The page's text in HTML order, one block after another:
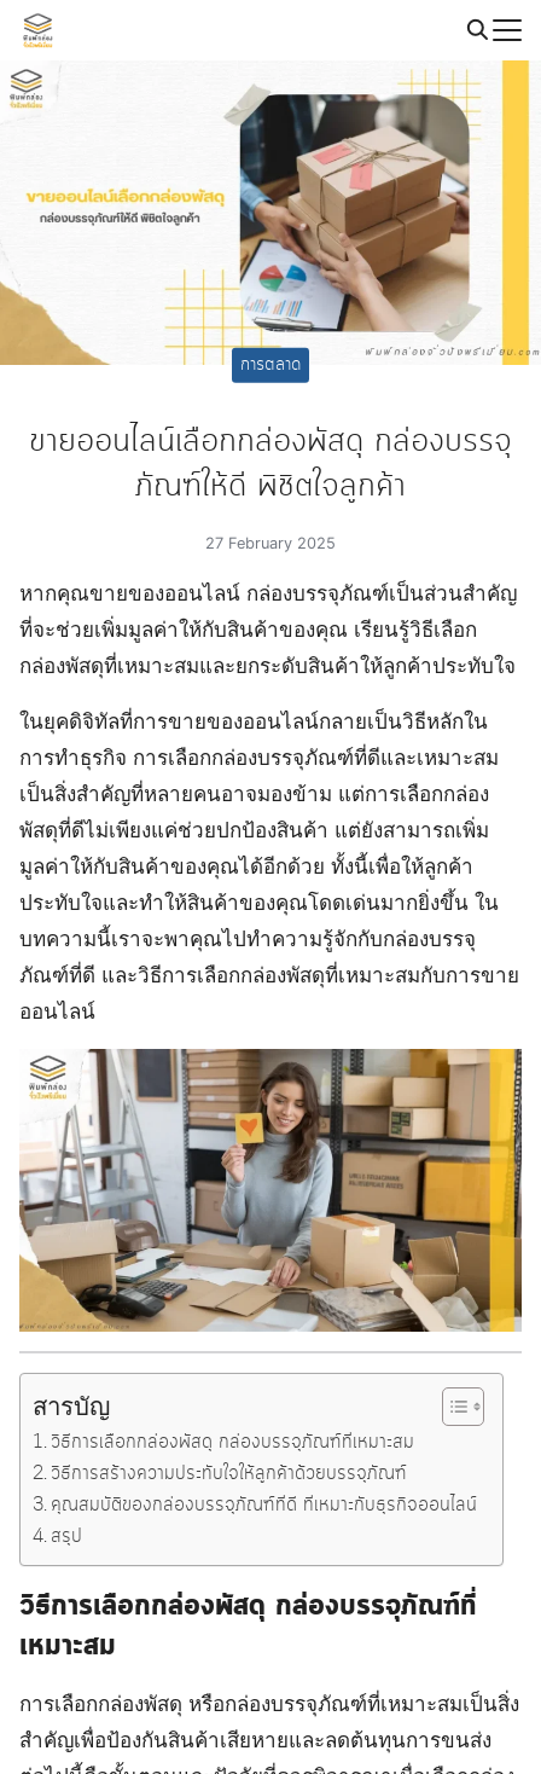
Skip
content
Search
for:
การตลาด
ขายออนไลน์เลือกกล่องพัสดุ กล่องบรรจุ
ภัณฑ์ให้ดี พิชิตใจลูกค้า
27 February 2025
หากคุณขายของออนไลน์ กล่องบรรจุภัณฑ์เป็นส่วนสำคัญ
ที่จะช่วยเพิ่มมูลค่าให้กับสินค้าของคุณ เรียนรู้วิธีเลือก
กล่องพัสดุที่เหมาะสมและยกระดับสินค้าให้ลูกค้าประทับใจ
ในยุคดิจิทัลที่การขายของออนไลน์กลายเป็นวิธีหลักใน
การทำธุรกิจ การเลือกกล่องบรรจุภัณฑ์ที่ดีและเหมาะสม
เป็นสิ่งสำคัญที่หลายคนอาจมองข้าม แต่การเลือกกล่อง
พัสดุที่ดีไม่เพียงแค่ช่วยปกป้องสินค้า แต่ยังสามารถเพิ่ม
มูลค่าให้กับสินค้าของคุณได้อีกด้วย ทั้งนี้เพื่อให้ลูกค้า
ประทับใจและทำให้สินค้าของคุณโดดเด่นมากยิ่งขึ้น ใน
บทความนี้เราจะพาคุณไปทำความรู้จักกับกล่องบรรจุ
ภัณฑ์ที่ดี และวิธีการเลือกกล่องพัสดุที่เหมาะสมกับการขาย
ออนไลน์
สารบัญ
วิธีการเลือกกล่องพัสดุ กล่องบรรจุภัณฑ์ที่เหมาะสม
วิธีการสร้างความประทับใจให้ลูกค้าด้วยบรรจุภัณฑ์
คุณสมบัติของกล่องบรรจุภัณฑ์ที่ดี ที่เหมาะกับธุรกิจออนไลน์
สรุป
วิธีการเลือกกล่องพัสดุ กล่องบรรจุภัณฑ์ที่
เหมาะสม
การเลือกกล่องพัสดุ หรือกล่องบรรจุภัณฑ์ที่เหมาะสมเป็นสิ่ง
สำคัญเพื่อป้องกันสินค้าเสียหายและลดต้นทุนการขนส่ง